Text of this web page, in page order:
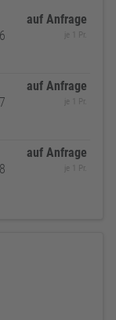
auf Anfrage
je 1 Pr.
auf Anfrage
je 1 Pr.
auf Anfrage
je 1 Pr.